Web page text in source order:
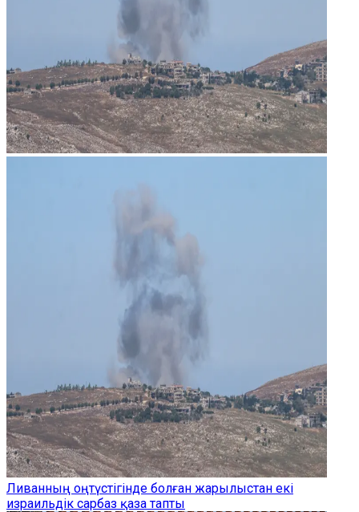
Ливанның оңтүстігінде болған жарылыстан екі
израильдік сарбаз қаза тапты